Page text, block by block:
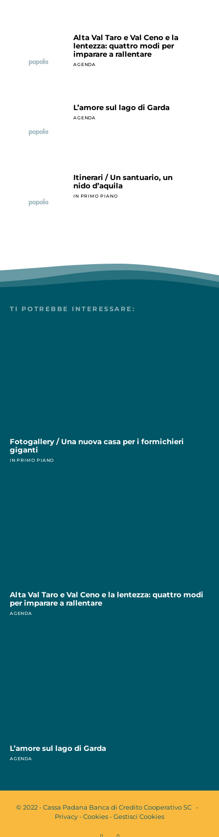
Alta Val Taro e Val Ceno e la
lentezza: quattro modi per
imparare a rallentare
AGENDA
L’amore sul lago di Garda
AGENDA
Itinerari / Un santuario, un
nido d’aquila
IN PRIMO PIANO
TI POTREBBE INTERESSARE:
Fotogallery / Una nuova casa per i formichieri
giganti
IN PRIMO PIANO
Alta Val Taro e Val Ceno e la lentezza: quattro modi
per imparare a rallentare
AGENDA
L’amore sul lago di Garda
AGENDA
© 2022 - Cassa Padana Banca di Credito Cooperativo SC -
Privacy-Cookies-Gestisci Cookies